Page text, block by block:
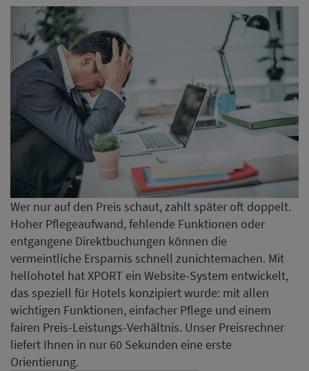
Wer nur auf den Preis schaut, zahlt später oft doppelt.
Hoher Pflegeaufwand, fehlende Funktionen oder
entgangene Direktbuchungen können die
vermeintliche Ersparnis schnell zunichtemachen. Mit
hellohotel hat XPORT ein Website-System entwickelt,
das speziell für Hotels konzipiert wurde: mit allen
wichtigen Funktionen, einfacher Pflege und einem
fairen Preis-Leistungs-Verhältnis. Unser Preisrechner
liefert Ihnen in nur 60 Sekunden eine erste
Orientierung.